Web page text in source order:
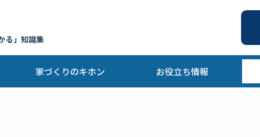
る」知識集
家づくりのキホン お役立ち情報